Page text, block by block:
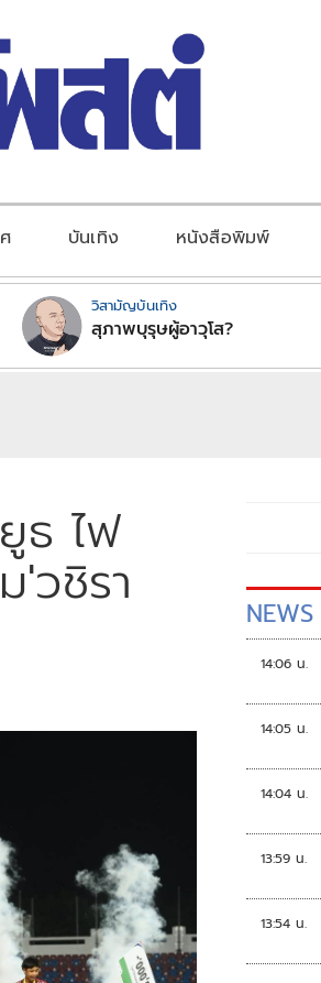
บันเทิง หนังสือพิมพ์
วิสามัญบันเทิง
สุภาพบุรุษผู้อาวุโส?
ธ ไฟ
วชิรา
14:06 น.
14:05 น.
14:04 น.
13:59 น.
13:54 น.